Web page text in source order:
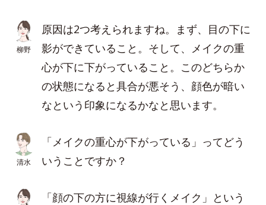
柳野
原因は2つ考えられますね。まず、目の下に
影ができていること。そして、メイクの重
心が下に下がっていること。このどちらか
の状態になると具合が悪そう、顔色が暗い
なという印象になるかなと思います。
清水
「メイクの重心が下がっている」ってどう
いうことですか？
「顔の下の方に視線が行くメイク」という